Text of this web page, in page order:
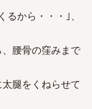
から・・・｣、
腰骨の窪みまで
腿をくねらせて